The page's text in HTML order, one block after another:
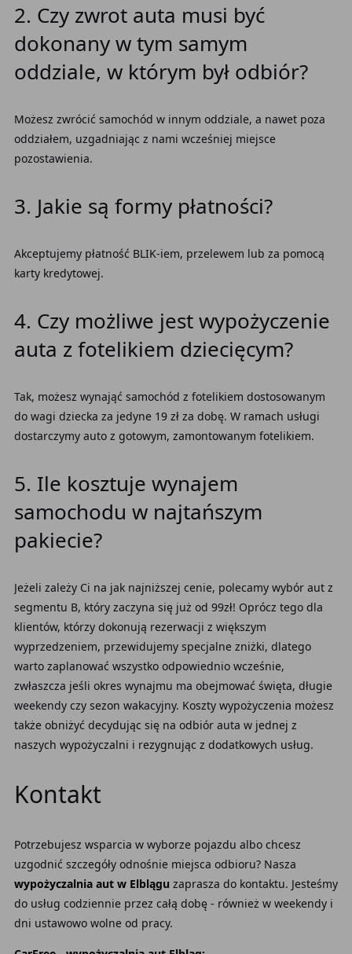
2. Czy zwrot auta musi być
dokonany w tym samym
oddziale, w którym był odbiór?
Możesz zwrócić samochód w innym oddziale, a nawet poza
oddziałem, uzgadniając z nami wcześniej miejsce
pozostawienia.
3. Jakie są formy płatności?
Akceptujemy płatność BLIK-iem, przelewem lub za pomocą
karty kredytowej.
4. Czy możliwe jest wypożyczenie
auta z fotelikiem dziecięcym?
Tak, możesz wynająć samochód z fotelikiem dostosowanym
do wagi dziecka za jedyne 19 zł za dobę. W ramach usługi
dostarczymy auto z gotowym, zamontowanym fotelikiem.
5. Ile kosztuje wynajem
samochodu w najtańszym
pakiecie?
Jeżeli zależy Ci na jak najniższej cenie, polecamy wybór aut z
segmentu B, który zaczyna się już od 99zł! Oprócz tego dla
klientów, którzy dokonują rezerwacji z większym
wyprzedzeniem, przewidujemy specjalne zniżki, dlatego
warto zaplanować wszystko odpowiednio wcześnie,
zwłaszcza jeśli okres wynajmu ma obejmować święta, długie
weekendy czy sezon wakacyjny. Koszty wypożyczenia możesz
także obniżyć decydując się na odbiór auta w jednej z
naszych wypożyczalni i rezygnując z dodatkowych usług.
Kontakt
Potrzebujesz wsparcia w wyborze pojazdu albo chcesz
uzgodnić szczegóły odnośnie miejsca odbioru? Nasza
wypożyczalnia aut w Elblągu zaprasza do kontaktu. Jesteśmy
do usług codziennie przez całą dobę - również w weekendy i
dni ustawowo wolne od pracy.